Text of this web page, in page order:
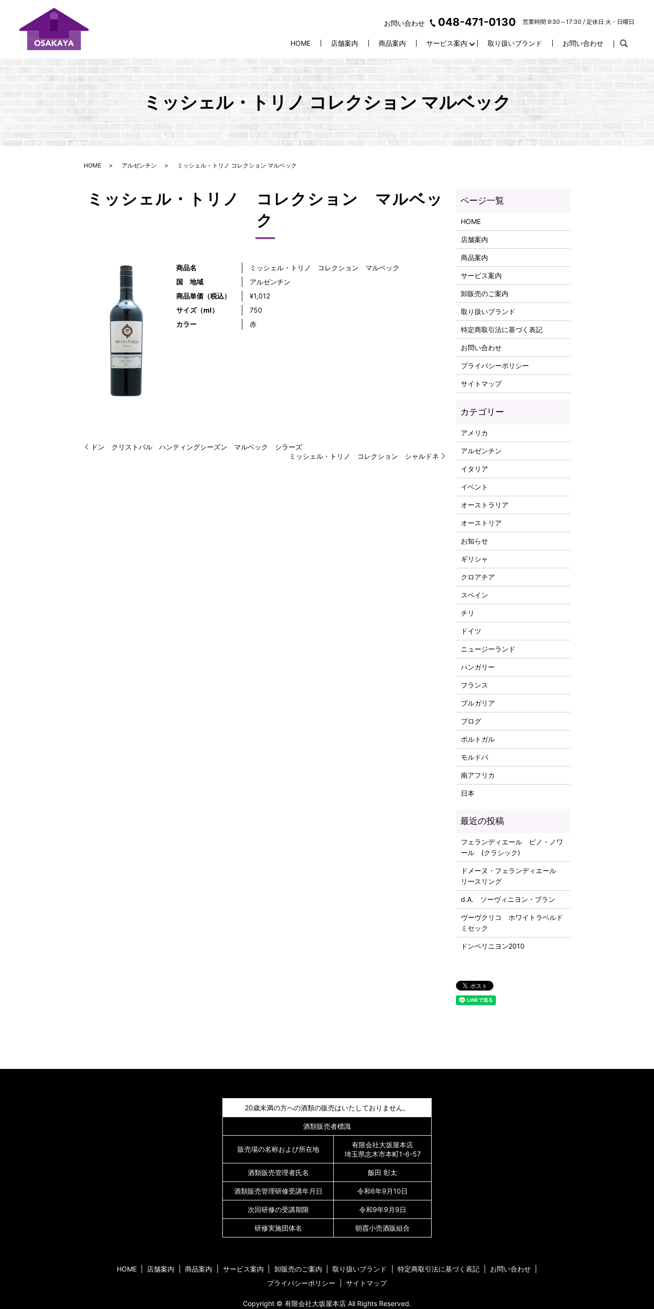
お問い合わせ 048-471-0130 営業時間 9:30～17:30 / 定休日 火・日曜日
HOME 店舗案内 商品案内 サービス案内 取り扱いブランド お問い合わせ
ミッシェル・トリノ コレクション マルベック
HOME アルゼンチン ミッシェル・トリノ コレクション マルベック
ミッシェル・トリノ コレクション マルベッ
ク
商品名
ミッシェル・トリノ コレクション マルベック
国 地域
アルゼンチン
商品単価（税込）
¥1,012
サイズ（ml）
750
カラー
赤
ドン クリストバル ハンティングシーズン マルベック シラーズ
ミッシェル・トリノ コレクション シャルドネ
HOME
店舗案内
商品案内
サービス案内
卸販売のご案内
取り扱いブランド
特定商取引法に基づく表記
お問い合わせ
プライバシーポリシー
サイトマップ
アメリカ
アルゼンチン
イタリア
イベント
オーストラリア
オーストリア
お知らせ
ギリシャ
クロアチア
スペイン
チリ
ドイツ
ニュージーランド
ハンガリー
フランス
ブルガリア
ブログ
ポルトガル
モルドバ
南アフリカ
日本
フェランディエール ピノ・ノワ
ール (クラシック)
ドメーヌ・フェランディエール
リースリング
d.A. ソーヴィニヨン・ブラン
ヴーヴクリコ ホワイトラベルド
ミセック
ドンペリニヨン2010
20歳未満の方への酒類の販売はいたしておりません。
酒類販売者標識
販売場の名称および所在地
有限会社大坂屋本店
埼玉県志木市本町1-6-57
酒類販売管理者氏名 飯田 彰太
酒類販売管理研修受講年月日 令和6年9月10日
次回研修の受講期限 令和9年9月9日
研修実施団体名 朝霞小売酒販組合
HOME 店舗案内 商品案内 サービス案内 卸販売のご案内 取り扱いブランド 特定商取引法に基づく表記
お問い合わせ
プライバシーポリシー
サイトマップ
Copyright © 有限会社大坂屋本店 All Rights Reserved.